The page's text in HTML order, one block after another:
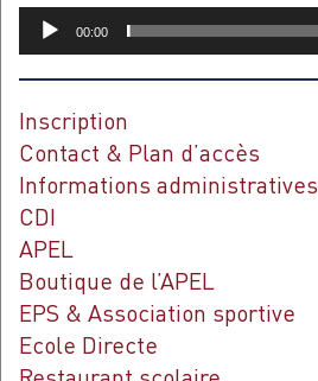
00:00
Inscription
Contact & Plan d’accès
Informations administratives
CDI
APEL
Boutique de l’APEL
EPS & Association sportive
Ecole Directe